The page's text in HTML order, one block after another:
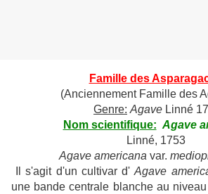
Famille des
(Anciennement Famille des
Genre: Agave Linné
Nom scientifique: Agave
Linné, 1753
Agave americana var.
Il s'agit d'un cultivar d'Agave
une bande centrale blanche au